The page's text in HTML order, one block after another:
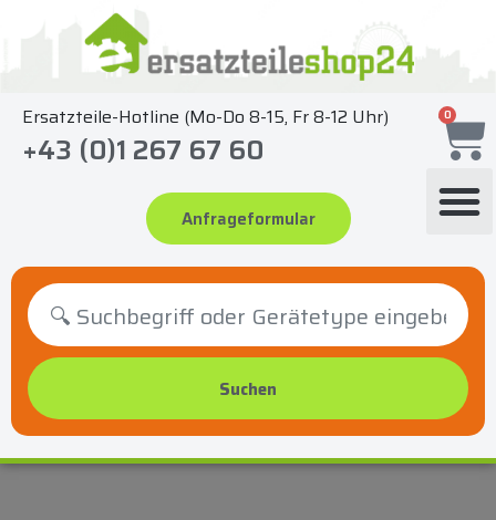
springen
Ersatzteile-Hotline (Mo-Do 8-15, Fr 8-12 Uhr)
+43 (0)1 267 67 60
Anfrageformular
0